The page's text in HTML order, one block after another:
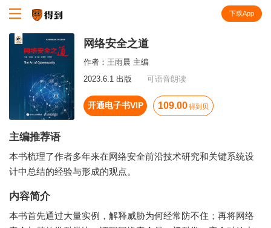
下载App
网络安全之道
作者： 王雨晨 主编
2023.6.1 出版
可语音朗读
开通电子书VIP 109.00 得到贝
主编推荐语
本书梳理了作者多年来在网络安全前沿技术研究和关键系统设
计中总结的经验与形成的观点。
内容简介
本书首先通过大量实例，解释威胁为何经常防不住；再将网络